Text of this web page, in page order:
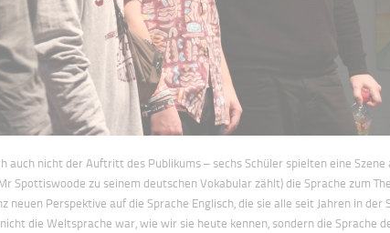
auch nicht der Auftritt des Publikums – sechs Schüler spielten eine
Spottiswoode zu seinem deutschen Vokabular zählt) die Sprache zum
neuen Perspektive auf die Sprache Englisch, die sie alle seit Jahren in der
die Weltsprache war, wie wir sie heute kennen, sondern die Sprache